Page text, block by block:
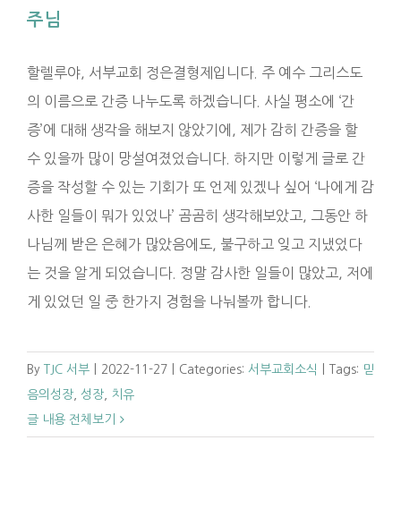
주님
할렐루야, 서부교회 정은결형제입니다. 주 예수 그리스도
의 이름으로 간증 나누도록 하겠습니다. 사실 평소에 ‘간
증’에 대해 생각을 해보지 않았기에, 제가 감히 간증을 할
수 있을까 많이 망설여졌었습니다. 하지만 이렇게 글로 간
증을 작성할 수 있는 기회가 또 언제 있겠나 싶어 ‘나에게 감
사한 일들이 뭐가 있었나’ 곰곰히 생각해보았고, 그동안 하
나님께 받은 은혜가 많았음에도, 불구하고 잊고 지냈었다
는 것을 알게 되었습니다. 정말 감사한 일들이 많았고, 저에
게 있었던 일 중 한가지 경험을 나눠볼까 합니다.
By TJC 서부 2022-11-27 Categories: 서부교회소식 Tags: 믿
음의성장 성장
치유
글 내용 전체보기